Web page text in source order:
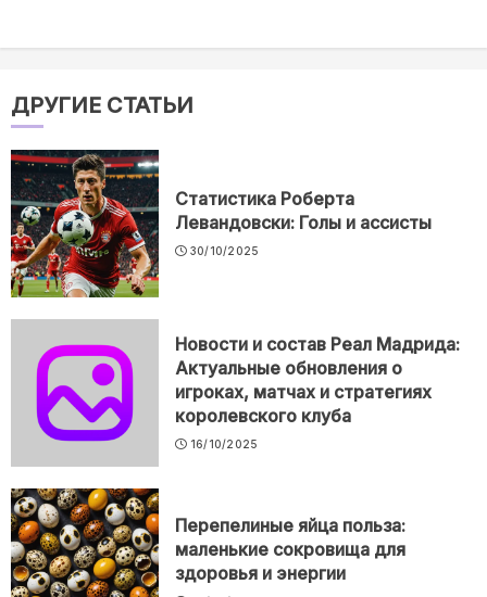
ДРУГИЕ СТАТЬИ
Статистика Роберта
Левандовски: Голы и ассисты
30/10/2025
Новости и состав Реал Мадрида:
Актуальные обновления о
игроках, матчах и стратегиях
королевского клуба
16/10/2025
Перепелиные яйца польза:
маленькие сокровища для
здоровья и энергии